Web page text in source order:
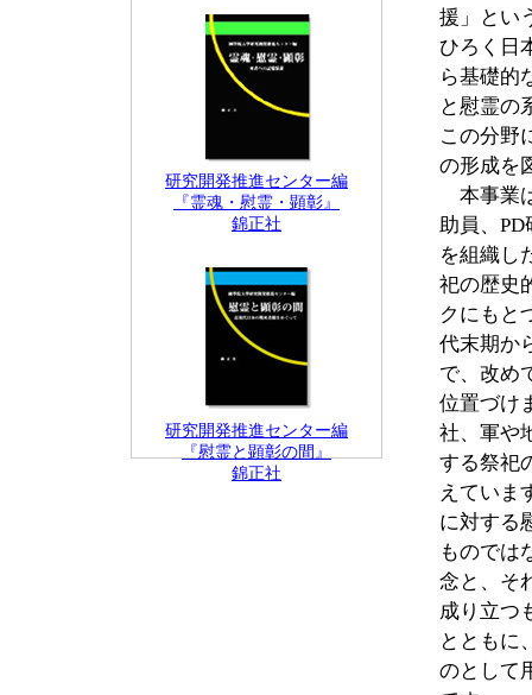
研究開発推進センター編
『霊魂・慰霊・顕彰』
錦正社
研究開発推進センター編
『慰霊と顕彰の間』
錦正社
援」とい
ひろく日
ら基礎的
と慰霊の
この分野
の形成を
本事業
助員、
を組織し
祀の歴史
クにもと
代末期か
で、改め
位置づけ
社、軍や
する祭祀
えていま
に対する
ものでは
念と、そ
成り立つ
とともに
のとして